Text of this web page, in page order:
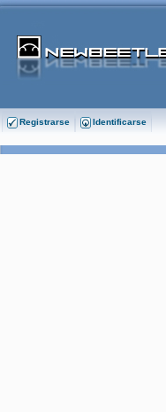
Registrarse Identificarse